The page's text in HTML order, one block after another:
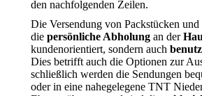
den nachfolgenden Zeilen.
Die Versendung von Packstücken
die persönliche Abholung an der
kundenorientiert, sondern auch
Dies betrifft auch die Optionen zur
schließlich werden die Sendungen
oder in eine nahegelegene TNT